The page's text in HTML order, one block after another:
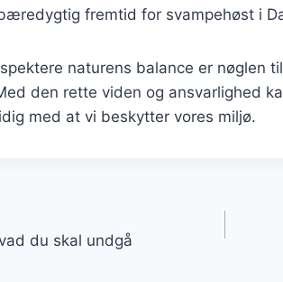
fremtid for svampehøst i
naturens balance er nøglen
den rette viden og ansvarlighed
med at vi beskytter vores miljø.
du skal undgå